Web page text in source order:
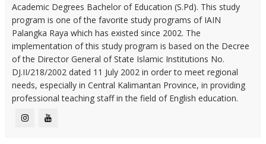
Academic Degrees Bachelor of Education (S.Pd). This study
program is one of the favorite study programs of IAIN
Palangka Raya which has existed since 2002. The
implementation of this study program is based on the Decree
of the Director General of State Islamic Institutions No.
DJ.II/218/2002 dated 11 July 2002 in order to meet regional
needs, especially in Central Kalimantan Province, in providing
professional teaching staff in the field of English education.